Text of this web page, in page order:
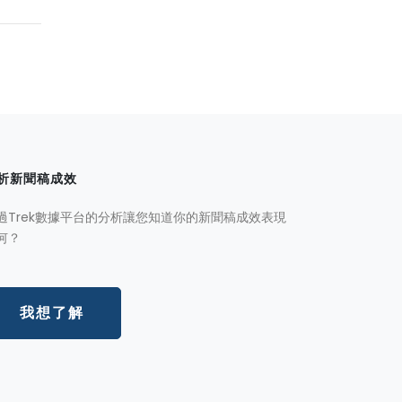
新聞稿成效
Trek數據平台的分析讓您知道你的新聞稿成效表現
？
我想了解